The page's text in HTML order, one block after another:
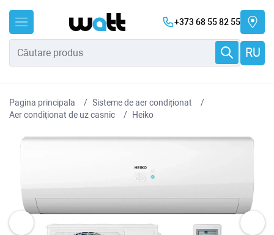
+373 68 55 82 55
RU
Pagina principala
Sisteme de aer condiționat
Aer condiționat de uz casnic
Heiko